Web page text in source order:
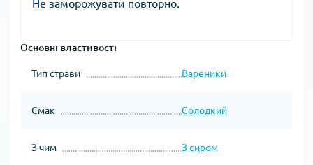
Не заморожувати повторно.
Основні властивості
Тип страви Вареники
Смак Солодкий
З чим З сиром